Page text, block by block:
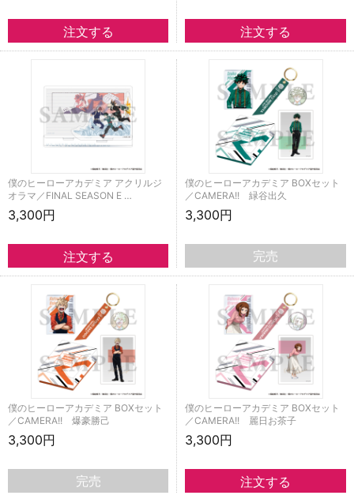
僕のヒーローアカデミア アクリルジ
オラマ／FINAL SEASON E …
3,300円
僕のヒーローアカデミア BOXセット
／CAMERA!! 緑谷出久
3,300円
完売
僕のヒーローアカデミア BOXセット
／CAMERA!! 爆豪勝己
3,300円
完売
僕のヒーローアカデミア BOXセット
／CAMERA!! 麗日お茶子
3,300円